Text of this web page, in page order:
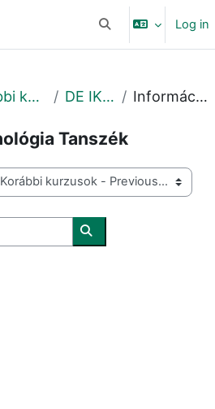
Toggle search input
Log in
Korábbi kurzusok - Previous courses DE IK - 2020. ősz - Fall Információ Technológia Tanszék
Tanszék
Search courses